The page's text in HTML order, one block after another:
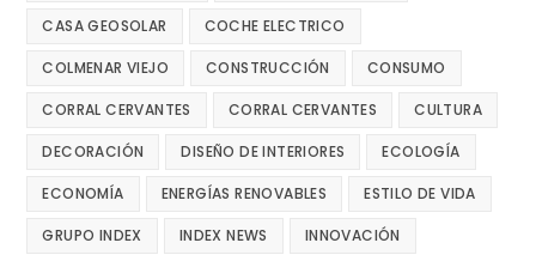
CASA GEOSOLAR COCHE ELECTRICO
COLMENAR VIEJO CONSTRUCCIÓN CONSUMO
CORRAL CERVANTES CORRAL CERVANTES CULTURA
DECORACIÓN DISEÑO DE INTERIORES ECOLOGÍA
ECONOMÍA ENERGÍAS RENOVABLES ESTILO DE VIDA
GRUPO INDEX INDEX NEWS INNOVACIÓN